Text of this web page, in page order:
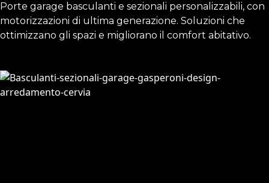
Porte garage basculanti e sezionali personalizzabili, con
motorizzazioni di ultima generazione. Soluzioni che
ottimizzano gli spazi e migliorano il comfort abitativo.